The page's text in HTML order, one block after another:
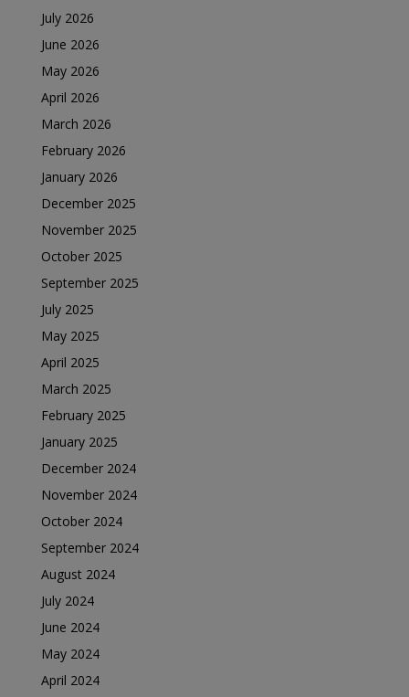
July 2026
June 2026
May 2026
April 2026
March 2026
February 2026
January 2026
December 2025
November 2025
October 2025
September 2025
July 2025
May 2025
April 2025
March 2025
February 2025
January 2025
December 2024
November 2024
October 2024
September 2024
August 2024
July 2024
June 2024
May 2024
April 2024